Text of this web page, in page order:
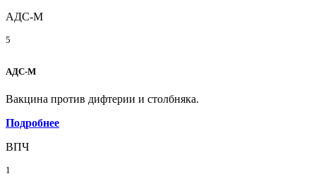
АДС-М
5
АДС-М
Вакцина против дифтерии и столбняка.
Подробнее
ВПЧ
1